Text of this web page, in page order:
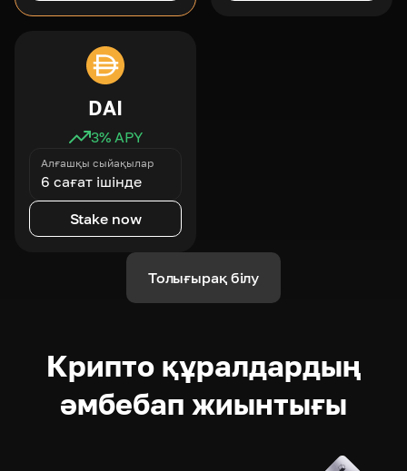
DAI
3% APY
Алғашқы сыйақылар
6 сағат ішінде
Stake now
Толығырақ білу
Крипто құралдардың
әмбебап жиынтығы